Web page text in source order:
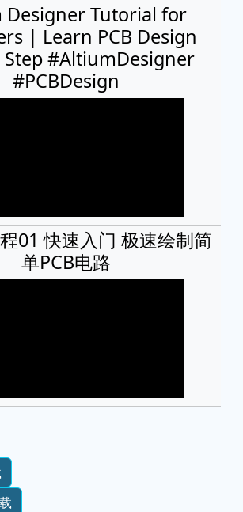
Designer Tutorial for
| Learn PCB Design
Step #AltiumDesigner
#PCBDesign
01 快速入门 极速绘制简
单PCB电路